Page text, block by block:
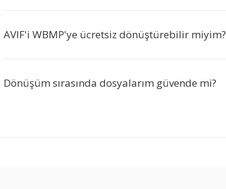
AVIF'i WBMP'ye ücretsiz dönüştürebilir miyim?
Dönüşüm sırasında dosyalarım güvende mi?